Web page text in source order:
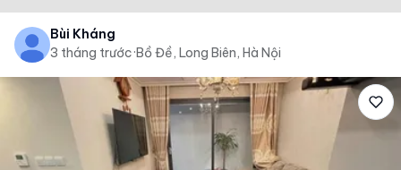
Bùi Kháng
3 tháng trước·Bồ Đề, Long Biên, Hà Nội